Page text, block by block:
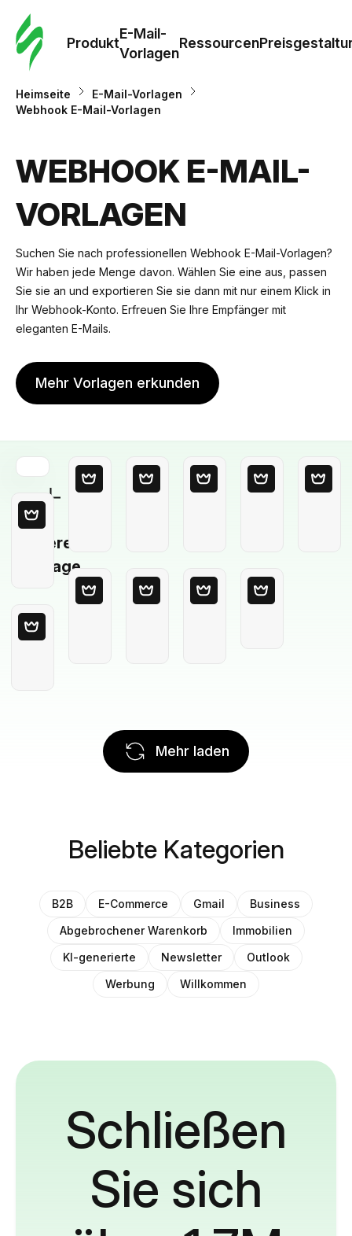
Produkt
E-Mail-
Vorlagen
Ressourcen
Heimseite
E-Mail-Vorlagen
Webhook E-Mail-Vorlagen
WEBHOOK E-MAIL-
VORLAGEN
Suchen Sie nach professionellen Webhook E-Mail-Vorlagen?
Wir haben jede Menge davon. Wählen Sie eine aus, passen
Sie sie an und exportieren Sie sie dann mit nur einem Klick in
Ihr Webhook-Konto. Erfreuen Sie Ihre Empfänger mit
eleganten E-Mails.
Mehr Vorlagen erkunden
Leere
Vorlage
Mehr laden
Beliebte Kategorien
B2B E-Commerce Gmail
Business
Abgebrochener Warenkorb
Immobilien
KI-generierte
Newsletter
Outlook
Werbung
Willkommen
Schließen
Sie sich